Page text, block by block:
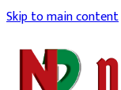
Skip to main content